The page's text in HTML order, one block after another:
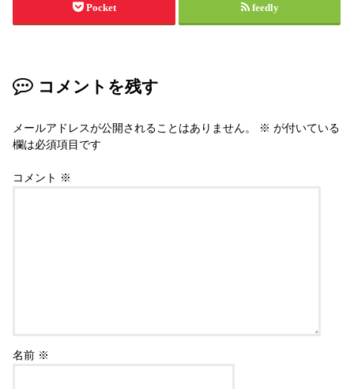
Pocket feedly
コメントを残す
メールアドレスが公開されることはありません。 ※ が付いている
欄は必須項目です
コメント ※
名前 ※